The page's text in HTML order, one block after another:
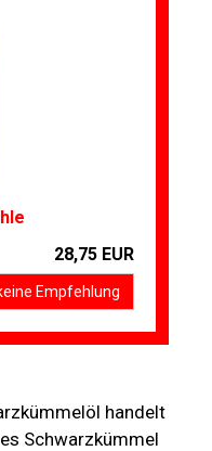
28,75 EUR
Empfehlung
handelt
Schwarzkümmel